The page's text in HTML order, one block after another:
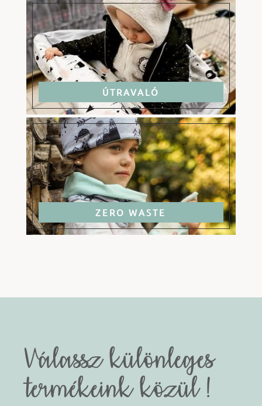
ÚTRAVALÓ
ZERO WASTE
Válassz különleges
termékeink közül !